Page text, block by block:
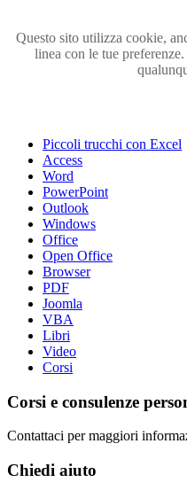
Questo sito utilizza cookie,
linea con le tue
Visita i forum di SOS-OFFICE
Piccoli trucchi con Excel
Access
Word
PowerPoint
Outlook
Windows
Office
Open Office
Browser
PDF
Joomla
VBA
Libri
Video
Corsi
Corsi e consulenze
Contattaci per maggiori
Chiedi aiuto